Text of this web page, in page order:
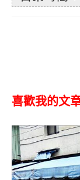
喜歡我的文